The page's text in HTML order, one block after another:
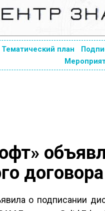
Тематический план
о подписании